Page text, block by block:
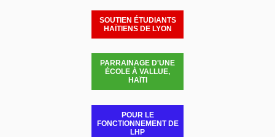
SOUTIEN ÉTUDIANTS
HAÏTIENS DE LYON
PARRAINAGE D'UNE
ÉCOLE À VALLUE,
HAÏTI
POUR LE
FONCTIONNEMENT DE
LHP